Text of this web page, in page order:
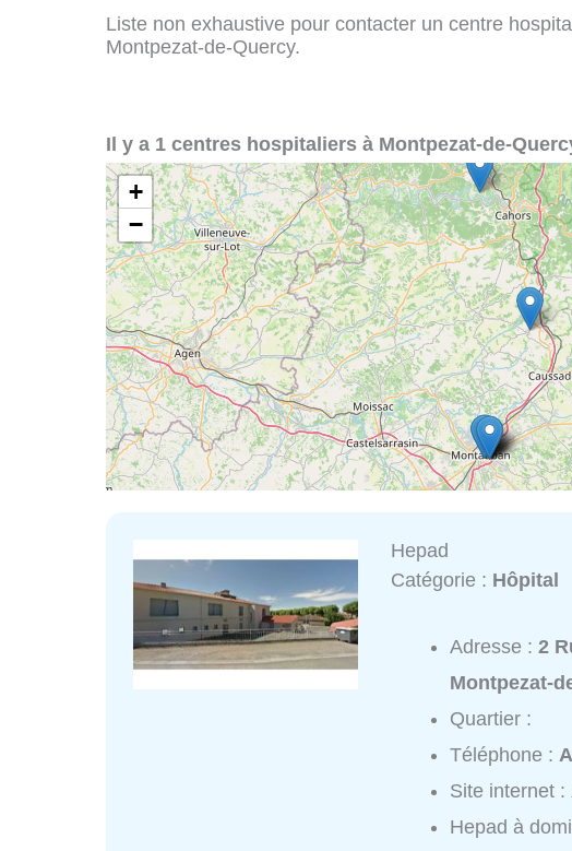
Liste non exhaustive pour contacter un centre
Montpezat-de-Quercy.
Il y a 1 centres hospitaliers à Montpezat-de-
+
−
Hepad
Catégorie : Hôpital
Adresse :2
Montpezat-
Quartier :
Téléphone :
Site internet :
Hepad à